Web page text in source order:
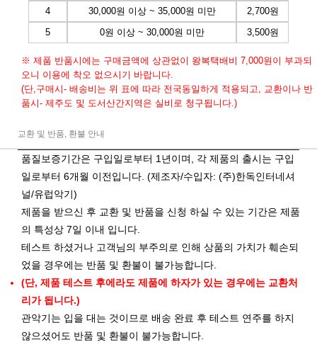
4
30,000원 이상 ~ 35,000원 미만
2,700원
5
0원 이상 ~ 30,000원 미만 3,500원
※ 제품 반품시에는 구매금액에 상관없이 왕복택배비 7,000원이 부과되
오니 이용에 착오 없으시기 바랍니다.
(단,구매시- 배송비는 위 표에 따라 전국동일하게 적용되고, 교환이나 반
품시- 제주도 및 도서산간지역은 실비로 청구됩니다.)
교환 및 반품, 환불 안내
품질보증기간은 구입일로부터 1년이며, 각 제품의 출시는 구입
일로부터 6개월 이전입니다. (제조자/수입자: (주)한독인터네셔
널/유럽악기)
제품을 받으신 후 교환 및 반품을 신청 하실 수 있는 기간은 제품
의 특성상 7일 이내 입니다.
테스트 하셨거나 고객님의 부주의로 인해 상품의 가치가 훼손되
었을 경우에는 반품 및 환불이 불가능합니다.
(단, 제품 테스트 후에라도 제품에 하자가 있는 경우에는 교환처
리가 됩니다.)
관악기는 입을 대는 것이므로 배송 완료 후 테스트 연주를 하지
않으셨어도 반품 및 환불이 불가능합니다.